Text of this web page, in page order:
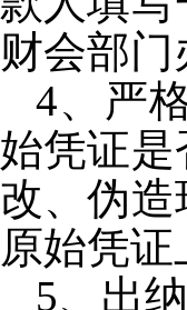
财会部门
4、严
始凭证
改、伪
原始凭证
5、出